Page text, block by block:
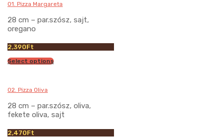
01. Pizza Margareta
28 cm – par.szósz, sajt,
oregano
2,390Ft
Select options
02. Pizza Oliva
28 cm – par.szósz, oliva,
fekete oliva, sajt
2,470Ft